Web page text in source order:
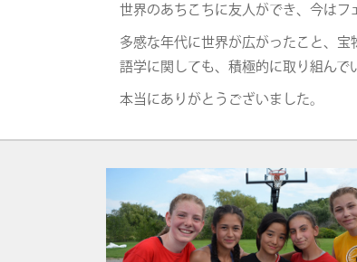
世界のあちこちに友人ができ、今はフ
多感な年代に世界が広がったこと、
語学に関しても、積極的に取り組んで
本当にありがとうございました。